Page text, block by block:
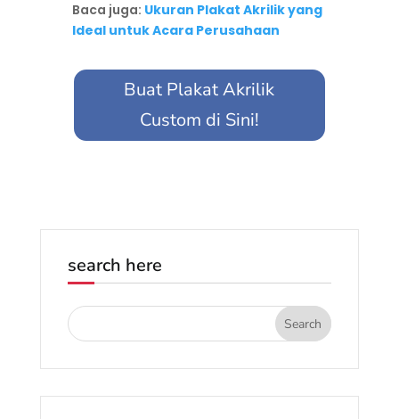
Baca juga: Ukuran Plakat Akrilik yang
Ideal untuk Acara Perusahaan
Buat Plakat Akrilik
Custom di Sini!
search here